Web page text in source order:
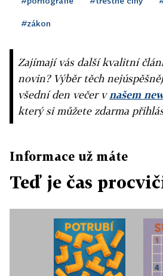
#zákon
Zajímají vás další kvalitní
novin? Výběr těch
všední den večer vnašem
který si můžete zdarma
Informace už máte
Teď je čas